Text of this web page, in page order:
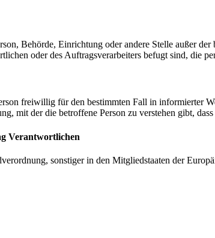
Behörde, Einrichtung oder andere Stelle außer
oder des Auftragsverarbeiters befugt sind, die
freiwillig für den bestimmten Fall in informierter
mit der die betroffene Person zu verstehen gibt,
Verantwortlichen
sonstiger in den Mitgliedstaaten der